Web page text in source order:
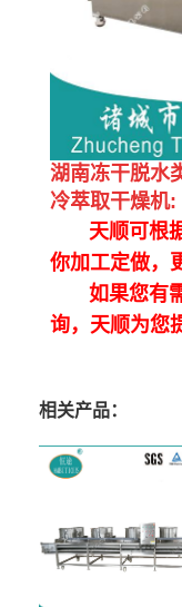
湖南冻干脱水
冷萃取干燥机:
天顺可根据
你加工定做，
如果您有需
询，天顺为您
相关产品：